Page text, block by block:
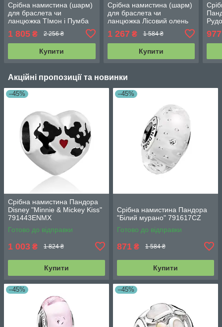
Срібна намистина (шарм)
для браслета чи
ланцюжка ТІмон і Пумба
1 805 ₴ 2 256 ₴
Купити
Срібна намистина (шарм)
для браслета чи
ланцюжка Лісовий олень
1 267₴ 1 584 ₴
Купити
977
Акційні пропозиції та новинки
–45%
Срібна намистина Пандора
Disney "Minnie & Mickey Kiss"
791443ENMX
Готово до відправки
1 003 ₴ 1 824 ₴
Купити
–45%
Срібна намистина Пандора
"Білий мурано" 791617CZ
Готово до відправки
871 ₴ 1 584 ₴
Купити
–45% –45%